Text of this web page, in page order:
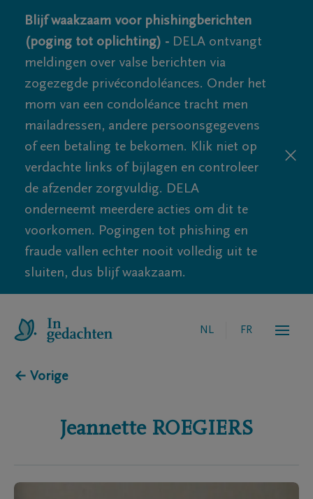
Blijf waakzaam voor phishingberichten
(poging tot oplichting) - DELA ontvangt
meldingen over valse berichten via
zogezegde privécondoléances. Onder het
mom van een condoléance tracht men
mailadressen, andere persoonsgegevens
of een betaling te bekomen. Klik niet op
verdachte links of bijlagen en controleer
de afzender zorgvuldig. DELA
onderneemt meerdere acties om dit te
voorkomen. Pogingen tot phishing en
fraude vallen echter nooit volledig uit te
sluiten, dus blijf waakzaam.
NL FR
← Vorige
Jeannette ROEGIERS